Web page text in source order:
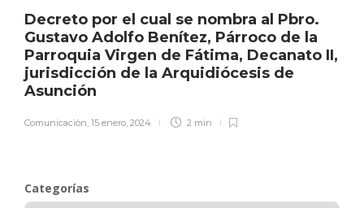
Decreto por el cual se nombra al Pbro.
Gustavo Adolfo Benítez, Párroco de la
Parroquia Virgen de Fátima, Decanato II,
jurisdicción de la Arquidiócesis de
Asunción
Comunicación, 15 enero, 2024 2 min
Categorías